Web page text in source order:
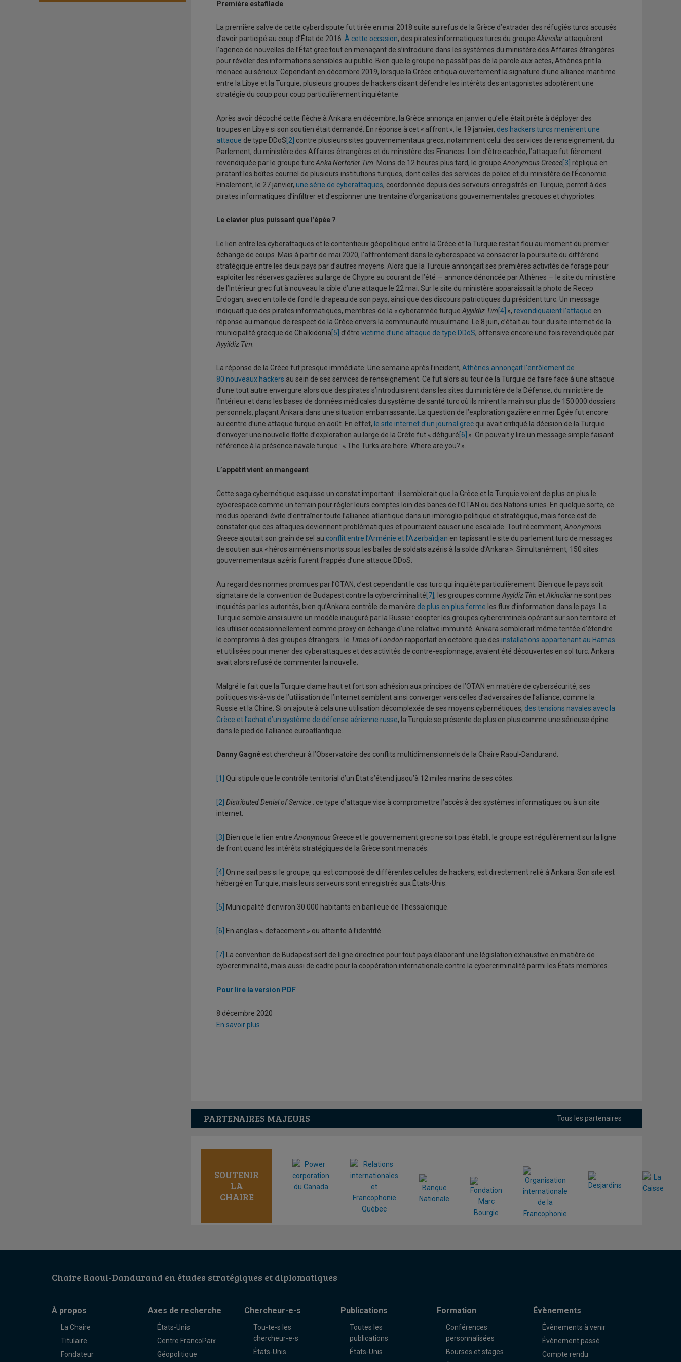
Première estafilade
La première salve de cette cyberdispute fut tirée en mai 2018 suite au refus de la Grèce d’extrader des réfugiés turcs accusés
d’avoir participé au coup d’État de 2016. À cette occasion, des pirates informatiques turcs du groupe Akincilar attaquèrent
l’agence de nouvelles de l’État grec tout en menaçant de s’introduire dans les systèmes du ministère des Affaires étrangères
pour révéler des informations sensibles au public. Bien que le groupe ne passât pas de la parole aux actes, Athènes prit la
menace au sérieux. Cependant en décembre 2019, lorsque la Grèce critiqua ouvertement la signature d’une alliance maritime
entre la Libye et la Turquie, plusieurs groupes de hackers disant défendre les intérêts des antagonistes adoptèrent une
stratégie du coup pour coup particulièrement inquiétante.
Après avoir décoché cette flèche à Ankara en décembre, la Grèce annonça en janvier qu’elle était prête à déployer des
troupes en Libye si son soutien était demandé. En réponse à cet « affront », le 19 janvier, des hackers turcs menèrent une
attaque de type DDoS [2] contre plusieurs sites gouvernementaux grecs, notamment celui des services de renseignement, du
Parlement, du ministère des Affaires étrangères et du ministère des Finances. Loin d’être cachée, l’attaque fut fièrement
revendiquée par le groupe turcAnka Nerferler Tim . Moins de 12 heures plus tard, le groupe Anonymous Greece [3] répliqua en
piratant les boîtes courriel de plusieurs institutions turques, dont celles des services de police et du ministère de l’Économie.
Finalement, le 27 janvier, une série de cyberattaques, coordonnée depuis des serveurs enregistrés en Turquie, permit à des
pirates informatiques d’infiltrer et d’espionner une trentaine d’organisations gouvernementales grecques et chypriotes.
Le clavier plus puissant que l’épée ?
Le lien entre les cyberattaques et le contentieux géopolitique entre la Grèce et la Turquie restait flou au moment du premier
échange de coups. Mais à partir de mai 2020, l’affrontement dans le cyberespace va consacrer la poursuite du différend
stratégique entre les deux pays par d’autres moyens. Alors que la Turquie annonçait ses premières activités de forage pour
exploiter les réserves gazières au large de Chypre au courant de l’été — annonce dénoncée par Athènes — le site du ministère
de l’Intérieur grec fut à nouveau la cible d’une attaque le 22 mai. Sur le site du ministère apparaissait la photo de Recep
Erdogan, avec en toile de fond le drapeau de son pays, ainsi que des discours patriotiques du président turc. Un message
indiquait que des pirates informatiques, membres de la « cyberarmée turque Ayyildiz Tim [4] », revendiquaient l’attaque en
réponse au manque de respect de la Grèce envers la communauté musulmane. Le 8 juin, c’était au tour du site internet de la
municipalité grecque de Chalkidonia [5] d’être victime d’une attaque de type DDoS, offensive encore une fois revendiquée par
Ayyildiz Tim
La réponse de la Grèce fut presque immédiate. Une semaine après l’incident, Athènes annonçait l’enrôlement de
80 nouveaux hackers au sein de ses services de renseignement. Ce fut alors au tour de la Turquie de faire face à une attaque
d’une tout autre envergure alors que des pirates s’introduisirent dans les sites du ministère de la Défense, du ministère de
l’Intérieur et dans les bases de données médicales du système de santé turc où ils mirent la main sur plus de 150 000 dossiers
personnels, plaçant Ankara dans une situation embarrassante. La question de l’exploration gazière en mer Égée fut encore
au centre d’une attaque turque en août. En effet, le site internet d’un journal grec qui avait critiqué la décision de la Turquie
d’envoyer une nouvelle flotte d’exploration au large de la Crète fut « défiguré [6] ». On pouvait y lire un message simple faisant
référence à la présence navale turque : « The Turks are here. Where are you? ».
L’appétit vient en mangeant
Cette saga cybernétique esquisse un constat important : il semblerait que la Grèce et la Turquie voient de plus en plus le
cyberespace comme un terrain pour régler leurs comptes loin des bancs de l’OTAN ou des Nations unies. En quelque sorte, ce
modus operandi évite d’entraîner toute l’alliance atlantique dans un imbroglio politique et stratégique, mais force est de
constater que ces attaques deviennent problématiques et pourraient causer une escalade. Tout récemment, Anonymous
Greece ajoutait son grain de sel au conflit entre l’Arménie et l’Azerbaïdjan en tapissant le site du parlement turc de messages
de soutien aux « héros arméniens morts sous les balles de soldats azéris à la solde d’Ankara ». Simultanément, 150 sites
gouvernementaux azéris furent frappés d’une attaque DDoS.
Au regard des normes promues par l’OTAN, c’est cependant le cas turc qui inquiète particulièrement. Bien que le pays soit
signataire de la convention de Budapest contre la cybercriminalité [7] , les groupes comme Ayyldiz Tim etAkincilar ne sont pas
inquiétés par les autorités, bien qu’Ankara contrôle de manière de plus en plus ferme les flux d’information dans le pays. La
Turquie semble ainsi suivre un modèle inauguré par la Russie : coopter les groupes cybercriminels opérant sur son territoire et
les utiliser occasionnellement comme proxy en échange d’une relative immunité. Ankara semblerait même tentée d’étendre
le compromis à des groupes étrangers : le Times of London rapportait en octobre que des installations appartenant au Hamas
et utilisées pour mener des cyberattaques et des activités de contre-espionnage, avaient été découvertes en sol turc. Ankara
avait alors refusé de commenter la nouvelle.
Malgré le fait que la Turquie clame haut et fort son adhésion aux principes de l’OTAN en matière de cybersécurité, ses
politiques vis-à-vis de l’utilisation de l’internet semblent ainsi converger vers celles d’adversaires de l’alliance, comme la
Russie et la Chine. Si on ajoute à cela une utilisation décomplexée de ses moyens cybernétiques, des tensions navales avec la
Grèce et l’achat d’un système de défense aérienne russe, la Turquie se présente de plus en plus comme une sérieuse épine
dans le pied de l’alliance euroatlantique.
Danny Gagné est chercheur à l’Observatoire des conflits multidimensionnels de la Chaire Raoul-Dandurand.
[1] Qui stipule que le contrôle territorial d’un État s’étend jusqu’à 12 miles marins de ses côtes.
[2] Distributed Denial of Service : ce type d’attaque vise à compromettre l’accès à des systèmes informatiques ou à un site
internet.
[3] Bien que le lien entre Anonymous Greece et le gouvernement grec ne soit pas établi, le groupe est régulièrement sur la ligne
de front quand les intérêts stratégiques de la Grèce sont menacés.
[4] On ne sait pas si le groupe, qui est composé de différentes cellules de hackers, est directement relié à Ankara. Son site est
hébergé en Turquie, mais leurs serveurs sont enregistrés aux États-Unis.
[5] Municipalité d’environ 30 000 habitants en banlieue de Thessalonique.
[6] En anglais « defacement » ou atteinte à l’identité.
[7]
La convention de Budapest sert de ligne directrice pour tout pays élaborant une législation exhaustive en matière de
cybercriminalité, mais aussi de cadre pour la coopération internationale contre la cybercriminalité parmi les États membres.
Pour lire la version PDF
8 décembre 2020
En savoir plus
PARTENAIRES MAJEURS Tous les partenaires
SOUTENIR
LA
CHAIRE
Chaire Raoul-Dandurand en études stratégiques et diplomatiques
À propos
La Chaire
Titulaire
Fondateur
Axes de recherche
États-Unis
Centre FrancoPaix
Géopolitique
Chercheur-e-s
Tou-te-s les
chercheur-e-s
États-Unis
Publications
Toutes les
publications
États-Unis
Formation
Conférences
personnalisées
Bourses et stages
Évènements
Évènements à venir
Évènement passé
Compte rendu